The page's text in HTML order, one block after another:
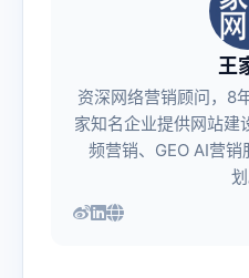
王
资深网络营销顾问，8
家知名企业提供网站建
频营销、GEO AI营
划